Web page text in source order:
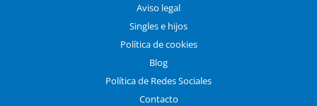
Aviso legal
Singles e hijos
Política de cookies
Blog
Política de Redes Sociales
Contacto